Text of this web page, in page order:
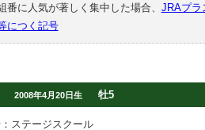
番に人気が著しく集中した場合、 JRAプラ
につく記号
2008年4月20日生 牡5
ステージスクール